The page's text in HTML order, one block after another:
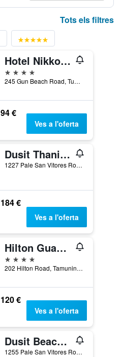
Tots els filtres
Hotel Nikko Guam
4 estrelles
245 Gun Beach Road, Tumon, Tamuning, Illa de Guam
94 €
Ves a l'oferta
Dusit Thani Guam Resort
1227 Pale San Vitores Road, Tamuning, Illa de Guam
184 €
Ves a l'oferta
Hilton Guam Resort & Spa
4 estrelles
202 Hilton Road, Tamuning, Illa de Guam
120 €
Ves a l'oferta
Dusit Beach Resort Guam
1255 Pale San Vitores Road, Tamuning, Illa de Guam